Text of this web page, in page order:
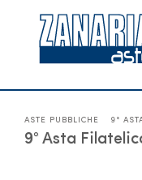
ASTE PUBBLICHE 9°
9° Asta